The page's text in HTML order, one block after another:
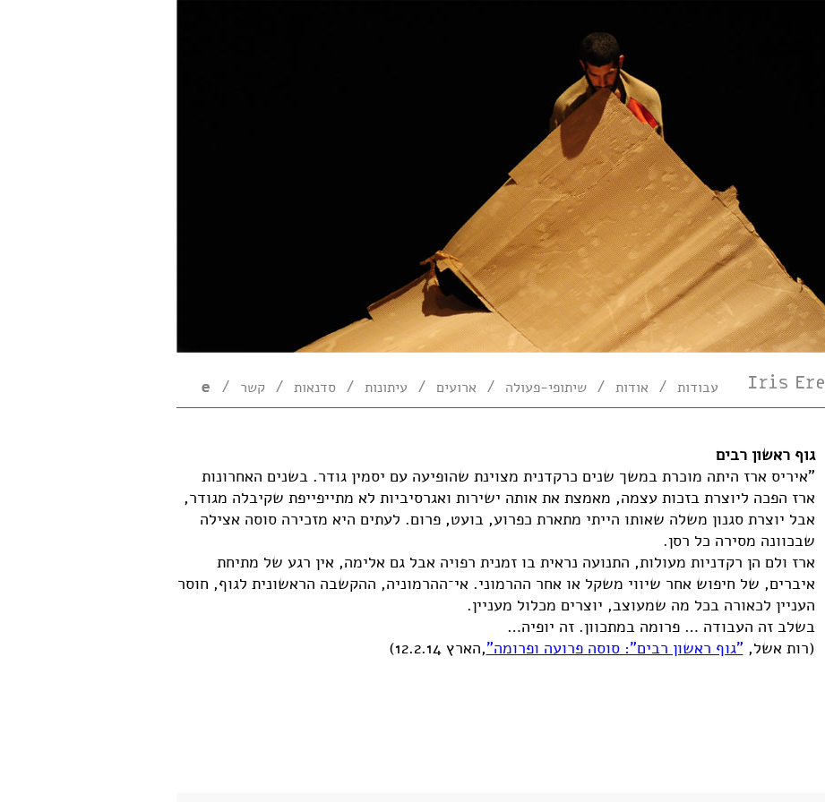
עבודות / אודות / שיתופי-פעולה / ארועים / עיתונות / סדנאות / קשר /
גוף ראשון רבים
"איריס ארז היתה מוכרת במשך שנים כרקדנית מצוינת שהופיעה עם יסמין גודר. בשנים האחרונות
ארז הפכה ליוצרת בזכות עצמה, מאמצת את אותה ישירות ואגרסיביות לא מתייפייפת שקיבלה מגודר,
אבל יוצרת סגנון משלה שאותו הייתי מתארת כפרוע, בועט, פרום. לעתים היא מזכירה סוסה אצילה
שבכוונה מסירה כל רסן.
ארז ולם הן רקדניות מעולות, התנועה נראית בו זמנית רפויה אבל גם אלימה, אין רגע של מתיחת
איברים, של חיפוש אחר שיווי משקל או אחר ההרמוני. אי־ההרמוניה, ההקשבה הראשונית לגוף, חוסר
העניין לכאורה בכל מה שמעוצב, יוצרים מכלול מעניין.
בשלב זה העבודה … פרומה במתכוון. זה יופיה…
(רות אשל, "גוף ראשון רבים": סוסה פרועה ופרומה",הארץ 12.2.14)